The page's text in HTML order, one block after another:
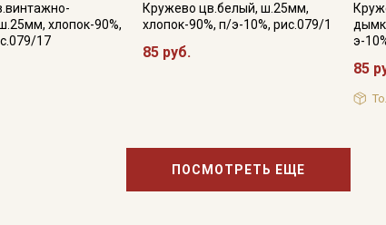
хлопок-90%,
17
Кружево цв.белый, ш.25мм,
хлопок-90%, п/э-10%, рис.079/1
85 руб.
э-
85
ПОСМОТРЕТЬ ЕЩЕ
Ознакомлен(а) сПолитикой обработки персональных
данных
Согласие на обработку персональных